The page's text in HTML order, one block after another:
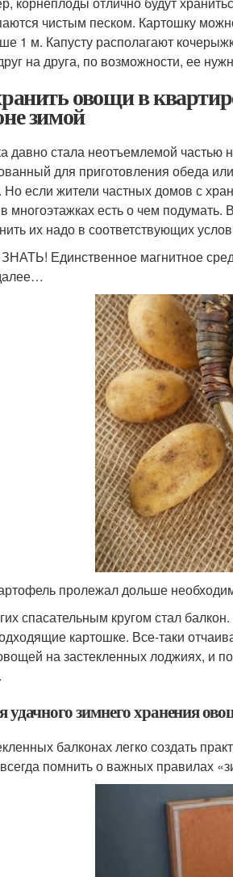
чистым песком. Картошку
1 м. Капусту располагают
на друга, по возможности, ее
овощи в
зимой
давно стала неотъемлемой частью
для приготовления обеда
Но если жители частных домов с
многоэтажках есть о чем
их надо в соответствующих
Единственное магнитное
пролежал дольше
спасательным кругом стал
картошке. Все-таки
на застекленных лоджиях, и
удачного зимнего хранения
балконах легко создать
помнить о важных правилах